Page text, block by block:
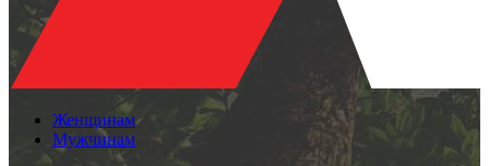
Женщинам
Мужчинам